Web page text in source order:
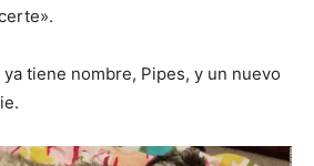
ya tiene nombre, Pipes, y un nuevo